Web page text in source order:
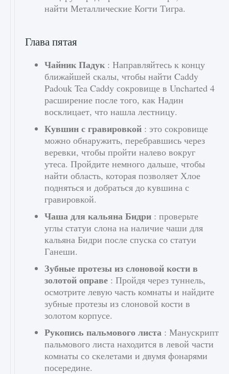
найти Металлические Когти Тигра.
Глава пятая
Чайник Падук : Направляйтесь к концу
ближайшей скалы, чтобы найти Caddy
Padouk Tea Caddy сокровище в Uncharted 4
расширение после того, как Надин
восклицает, что нашла лестницу.
Кувшин с гравировкой : это сокровище
можно обнаружить, перебравшись через
веревки, чтобы пройти налево вокруг
утеса. Пройдите немного дальше, чтобы
найти область, которая позволяет Хлое
подняться и добраться до кувшина с
гравировкой.
Чаша для кальяна Бидри : проверьте
углы статуи слона на наличие чаши для
кальяна Бидри после спуска со статуи
Ганеши.
Зубные протезы из слоновой кости в
золотой оправе : Пройдя через туннель,
осмотрите левую часть комнаты и найдите
зубные протезы из слоновой кости в
золотом корпусе.
Рукопись пальмового листа : Манускрипт
пальмового листа находится в левой части
комнаты со скелетами и двумя фонарями
посередине.